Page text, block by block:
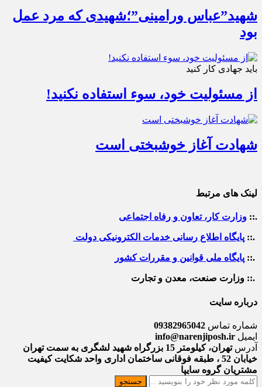
شهید”عباس ورامینی”؛شهیدی که مرد عمل
بود
باید جهادی کار کنید
از مسئولیت خود، سوء استفاده نکنید!
شهادت آغاز خوشبختی است
لینک های مرتبط
.:: وزارت کار، تعاون و رفاه اجتماعی
.:: پایگاه اطلاع رسانی خدمات الکترونیکی دولت
.:: پایگاه ملی قوانین و مقررات کشور
.:: وزارت صنعت، معدن و تجارت
درباره سایت
شماره تماس 09382965042
ایمیل info@narenjiposh.ir
آدرس
تهران، کیلومتر 15 بزرگراه شهید لشگری به سمت تهران
خیابان 52 ، طبقه فوقانی ساختمان اداری واحد شکایت کیفیت
مشتریان گروه سایپا
جستجو